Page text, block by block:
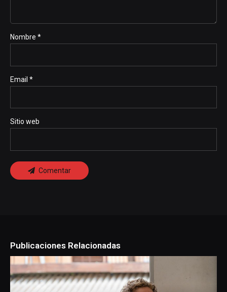
Nombre *
Email *
Sitio web
Comentar
Publicaciones Relacionadas